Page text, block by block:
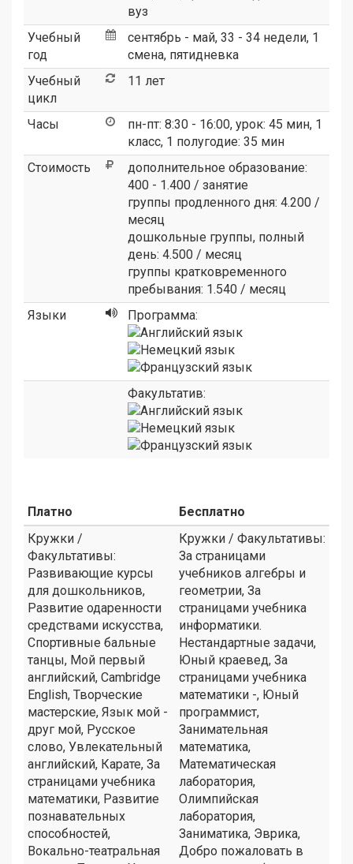
вуз
Учебный
год
сентябрь - май, 33 - 34 недели, 1
смена, пятидневка
Учебный
цикл
11 лет
Часы
пн-пт: 8:30 - 16:00, урок: 45 мин, 1
класс, 1 полугодие: 35 мин
Стоимость
дополнительное образование:
400 - 1.400 / занятие
группы продленного дня: 4.200 /
месяц
дошкольные группы, полный
день: 4.500 / месяц
группы кратковременного
пребывания: 1.540 / месяц
Языки
Программа:
Факультатив:
Платно
Бесплатно
Кружки /
Факультативы:
Развивающие курсы
для дошкольников,
Развитие одаренности
средствами искусства,
Спортивные бальные
танцы, Мой первый
английский, Cambridge
English, Творческие
мастерские, Язык мой -
друг мой, Русское
слово, Увлекательный
английский, Карате, За
страницами учебника
математики, Развитие
познавательных
способностей,
Вокально-театральная
Кружки / Факультативы:
За страницами
учебников алгебры и
геометрии, За
страницами учебника
информатики.
Нестандартные задачи,
Юный краевед, За
страницами учебника
математики -, Юный
программист,
Занимательная
математика,
Математическая
лаборатория,
Олимпийская
лаборатория,
Заниматика, Эврика,
Добро пожаловать в